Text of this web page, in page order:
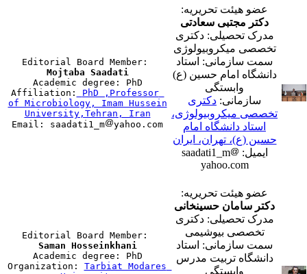
عضو هیئت تحریریه:
دکتر مجتبی سعادتی
مدرک تحصیلی: دکتری
تخصصی میکروبیولوژی
سمت سازمانی: استاد
دانشگاه امام حسین (ع)
وابستگی
سازمانی: دکتری
تخصصی میکروبیولوژی،
استاد دانشگاه امام
حسین (ع)، تهران، ایران
ایمیل: saadati1_m
yahoo.com
Mojtaba Saadati
Academic degree: PhD
Affiliation:
PhD ,Professor
of Microbiology, Imam Hussein
Email: saadati1_m
عضو هیئت تحریریه:
دکتر سامان حسینخانی
مدرک تحصیلی: دکتری
تخصصی بیوشیمی
سمت سازمانی: استاد
دانشگاه تربیت مدرس
وابستگی
Saman Hosseinkhani
Academic degree: PhD
Organization: Tarbiat Modares